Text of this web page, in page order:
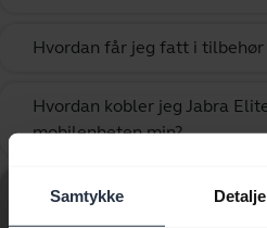
Samtykke
Hvordan får jeg fatt i tilbehør
Hvordan kobler jeg Jabra
mobilenheten min?
Gå til vanlige spørsmål for